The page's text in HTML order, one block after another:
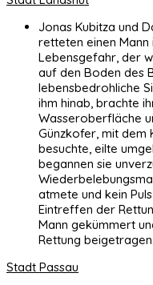
Jonas Kubitza und
retteten einen
Lebensgefahr, der
auf den Boden des
lebensbedrohliche
ihm hinab, brachte
Wasseroberfläche
Günzkofer, mit dem
besuchte, eilte
begannen sie
atmete und kein
Eintreffen der
Mann gekümmert
Rettung beigetragen.
Stadt Passau